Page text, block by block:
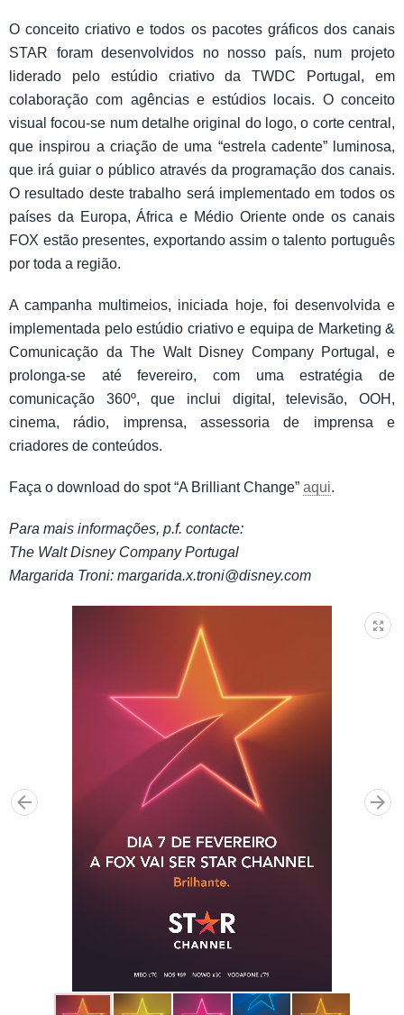
O conceito criativo e todos os pacotes gráficos dos canais
STAR foram desenvolvidos no nosso país, num projeto
liderado pelo estúdio criativo da TWDC Portugal, em
colaboração com agências e estúdios locais. O conceito
visual focou-se num detalhe original do logo, o corte central,
que inspirou a criação de uma “estrela cadente” luminosa,
que irá guiar o público através da programação dos canais.
O resultado deste trabalho será implementado em todos os
países da Europa, África e Médio Oriente onde os canais
FOX estão presentes, exportando assim o talento português
por toda a região.
A campanha multimeios, iniciada hoje, foi desenvolvida e
implementada pelo estúdio criativo e equipa de Marketing &
Comunicação da The Walt Disney Company Portugal, e
prolonga-se até fevereiro, com uma estratégia de
comunicação 360º, que inclui digital, televisão, OOH,
cinema, rádio, imprensa, assessoria de imprensa e
criadores de conteúdos.
Faça o download do spot “A Brilliant Change” aqui.
Para mais informações, p.f. contacte:
The Walt Disney Company Portugal
Margarida Troni: margarida.x.troni@disney.com